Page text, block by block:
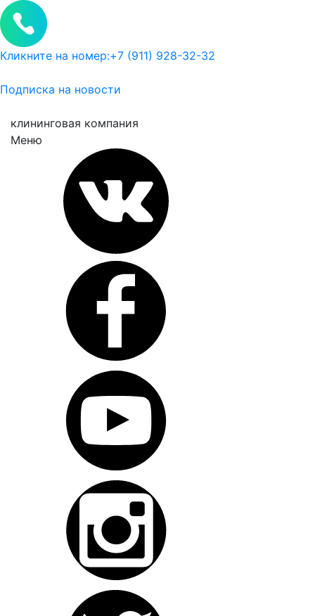
Кликните на номер:+7 (911) 928-32-32
Подписка на новости
клининговая компания
Меню